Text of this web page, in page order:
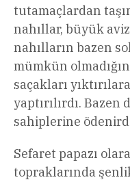
tutamaçlardan
nahıllar, büyük
nahılların bazen
mümkün
saçakları
yaptırılırdı. Bazen
sahiplerine
Sefaret papazı
topraklarında